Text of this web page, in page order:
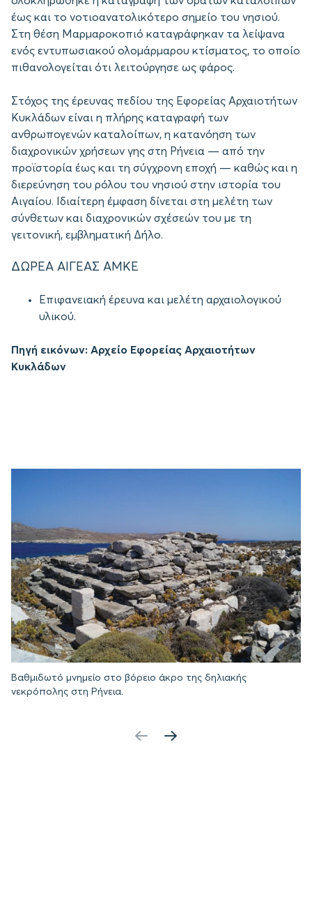
έως και το νοτιοανατολικότερο σημείο του νησιού.
Στη θέση Μαρμαροκοπιό καταγράφηκαν τα λείψανα
ενός εντυπωσιακού ολομάρμαρου κτίσματος, το οποίο
πιθανολογείται ότι λειτούργησε ως φάρος.
Στόχος της έρευνας πεδίου της Εφορείας Αρχαιοτήτων
Κυκλάδων είναι η πλήρης καταγραφή των
ανθρωπογενών καταλοίπων, η κατανόηση των
διαχρονικών χρήσεων γης στη Ρήνεια — από την
προϊστορία έως και τη σύγχρονη εποχή — καθώς και η
διερεύνηση του ρόλου του νησιού στην ιστορία του
Αιγαίου. Ιδιαίτερη έμφαση δίνεται στη μελέτη των
σύνθετων και διαχρονικών σχέσεών του με τη
γειτονική, εμβληματική Δήλο.
ΔΩΡΕΑ ΑΙΓΕΑΣ ΑΜΚΕ
Επιφανειακή έρευνα και μελέτη αρχαιολογικού
υλικού.
Πηγή εικόνων: Αρχείο Εφορείας Αρχαιοτήτων
Κυκλάδων
Βαθμιδωτό μνημείο στο βόρειο άκρο της δηλιακής
νεκρόπολης στη Ρήνεια.